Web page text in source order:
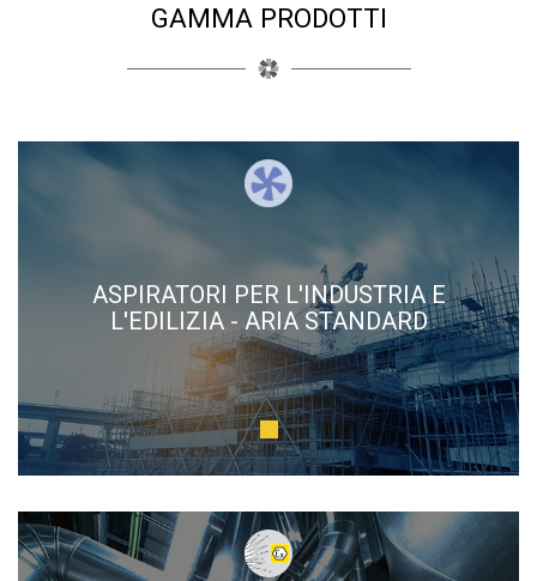
GAMMA PRODOTTI
ASPIRATORI PER L'INDUSTRIA E
L'EDILIZIA - ARIA STANDARD